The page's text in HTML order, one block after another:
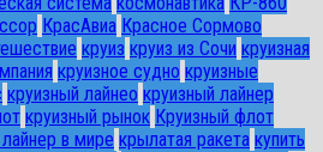
КрасАвиа Красное Сормово
круиз круиз из Сочи круизная
круизное судно круизные
круизный лайнео круизный лайнер
круизный рынок Круизный флот
в мире крылатая ракета купить